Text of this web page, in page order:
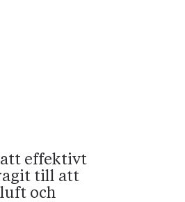
att effektivt
till att
och